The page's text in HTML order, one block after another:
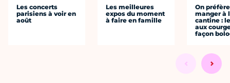
Les concerts
parisiens à voir en
août
Les meilleures
expos du moment
à faire en famille
On préfère
manger à
cantine :
aux
façon